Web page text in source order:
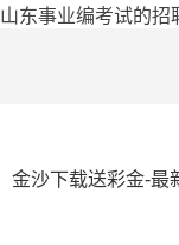
山东事业编考试的招
金沙下载送彩金-最